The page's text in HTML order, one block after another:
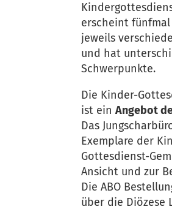
erscheint fünfmal
jeweils
und hat
Schwerpunkte.
Die Kinder-
ist einAngebot
Das
Exemplare der
Gottesdienst-
Ansicht und zur
Die ABO
über die Diözese